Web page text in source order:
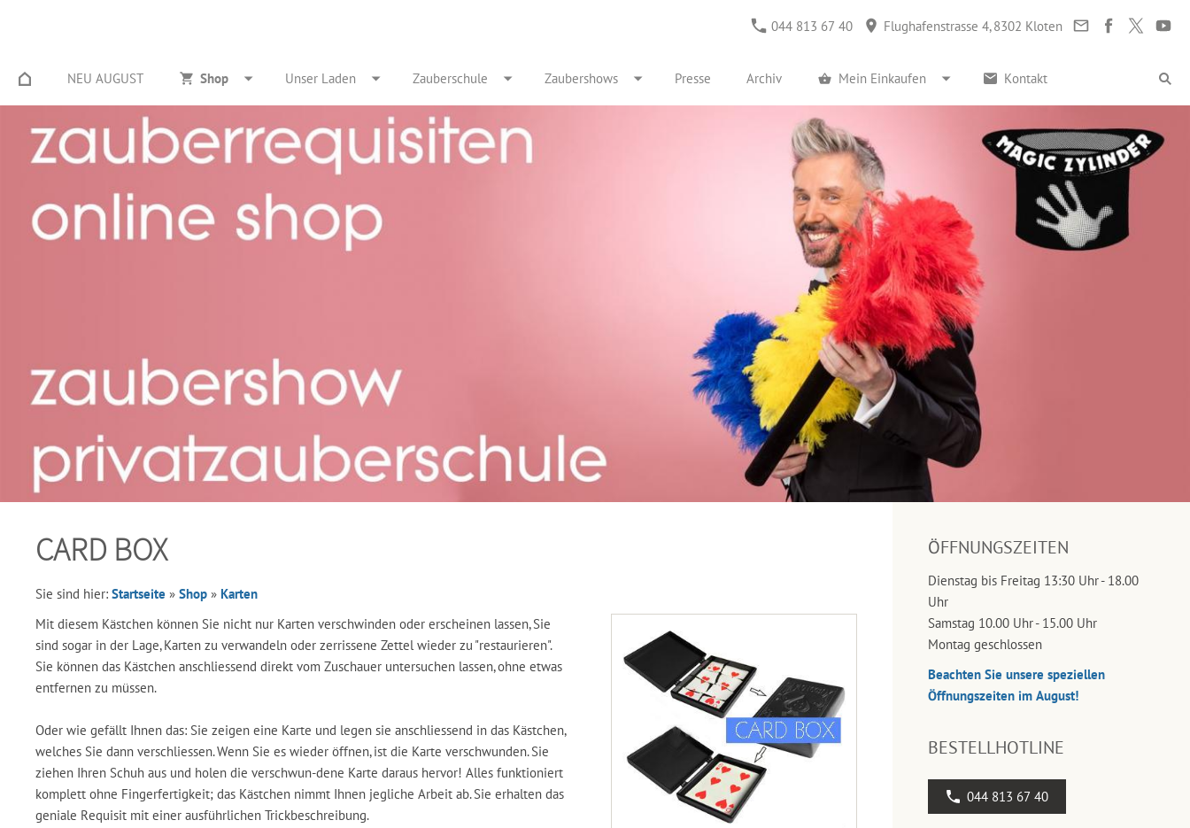
044 813 67 40 Flughafenstrasse 4, 8302 Kloten
NEU AUGUST Shop Unser Laden Zauberschule Zaubershows Presse Archiv Mein Einkaufen Kontakt
CARD BOX
Sie sind hier: Startseite » Shop » Karten
Mit diesem Kästchen können Sie nicht nur Karten verschwinden oder erscheinen lassen, Sie
sind sogar in der Lage, Karten zu verwandeln oder zerrissene Zettel wieder zu "restaurieren".
Sie können das Kästchen anschliessend direkt vom Zuschauer untersuchen lassen, ohne etwas
entfernen zu müssen.
Oder wie gefällt Ihnen das: Sie zeigen eine Karte und legen sie anschliessend in das Kästchen,
welches Sie dann verschliessen. Wenn Sie es wieder öffnen, ist die Karte verschwunden. Sie
ziehen Ihren Schuh aus und holen die verschwun-dene Karte daraus hervor! Alles funktioniert
komplett ohne Fingerfertigkeit; das Kästchen nimmt Ihnen jegliche Arbeit ab. Sie erhalten das
geniale Requisit mit einer ausführlichen Trickbeschreibung.
ÖFFNUNGSZEITEN
Dienstag bis Freitag 13:30 Uhr - 18.00
Uhr
Samstag 10.00 Uhr - 15.00 Uhr
Montag geschlossen
Beachten Sie unsere speziellen
Öffnungszeiten im August!
BESTELLHOTLINE
044 813 67 40